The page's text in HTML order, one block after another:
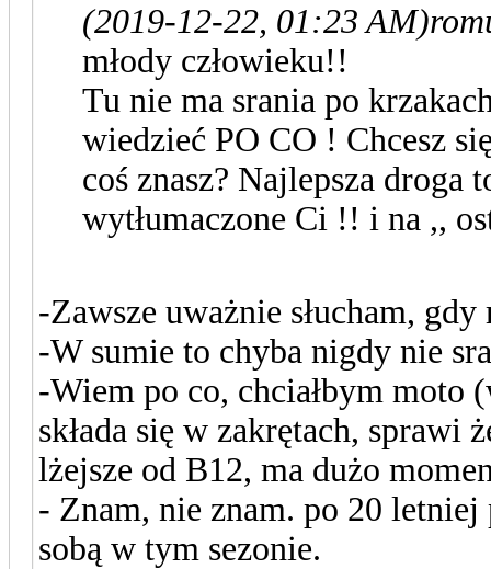
(2019-12-22, 01:23 AM)
młody człowieku!!
Tu nie ma srania po
wiedzieć PO CO ! Chcesz
coś znasz? Najlepsza droga
wytłumaczone Ci !! i na ,,
-Zawsze uważnie słucham,
-W sumie to chyba nigdy nie
-Wiem po co, chciałbym moto
składa się w zakrętach, sprawi
lżejsze od B12, ma dużo
- Znam, nie znam. po 20
sobą w tym sezonie.